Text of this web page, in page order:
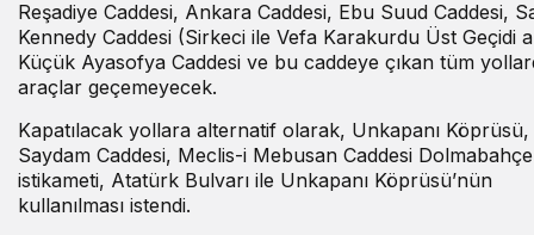
Reşadiye Caddesi, Ankara Caddesi, Ebu Suud Caddesi,
Kennedy Caddesi (Sirkeci ile Vefa Karakurdu Üst Geçidi
Küçük Ayasofya Caddesi ve bu caddeye çıkan tüm
araçlar geçemeyecek.
Kapatılacak yollara alternatif olarak, Unkapanı Köprüsü,
Saydam Caddesi, Meclis-i Mebusan Caddesi Dolmabahçe
istikameti, Atatürk Bulvarı ile Unkapanı Köprüsü’nün
kullanılması istendi.